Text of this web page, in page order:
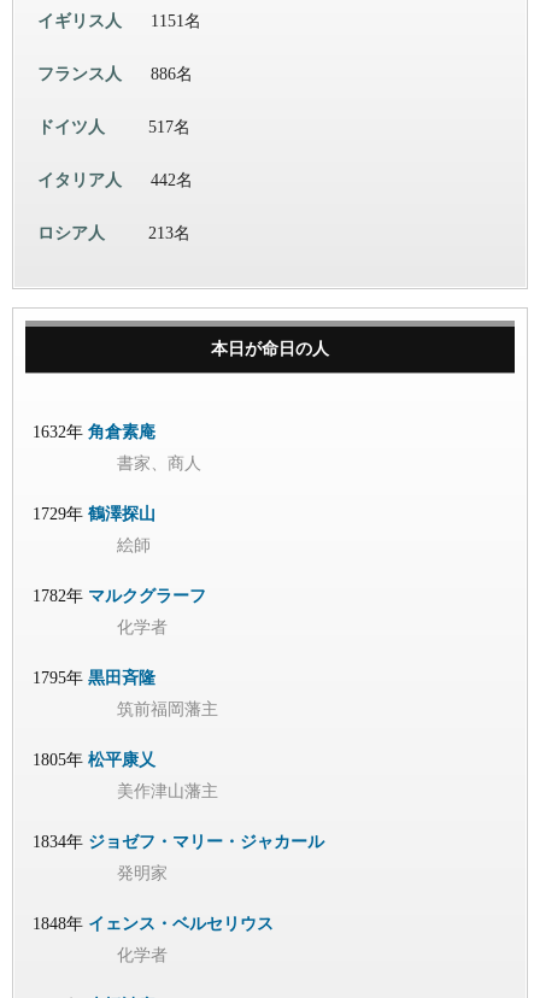
イギリス人 1151名
フランス人 886名
ドイツ人 517名
イタリア人 442名
ロシア人 213名
本日が命日の人
1632年 角倉素庵
書家、商人
1729年 鶴澤探山
絵師
1782年 マルクグラーフ
化学者
1795年 黒田斉隆
筑前福岡藩主
1805年 松平康乂
美作津山藩主
1834年 ジョゼフ・マリー・ジャカール
発明家
1848年 イェンス・ベルセリウス
化学者